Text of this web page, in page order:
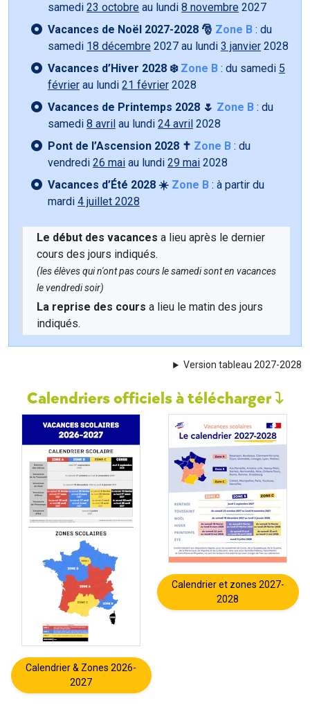
samedi 23 octobre au lundi 8 novembre 2027
Vacances de Noël 2027-2028 🎅 Zone B : du
samedi 18 décembre 2027 au lundi 3 janvier 2028
Vacances d’Hiver 2028 ❄️ Zone B : du samedi 5
février au lundi 21 février 2028
Vacances de Printemps 2028 🌷 Zone B : du
samedi 8 avril au lundi 24 avril 2028
Pont de l’Ascension 2028 ✝️ Zone B : du
vendredi 26 mai au lundi 29 mai 2028
Vacances d’Été 2028 ☀️ Zone B : à partir du
mardi 4 juillet 2028
Le début des vacances a lieu après le dernier
cours des jours indiqués.
(les élèves qui n'ont pas cours le samedi sont en vacances
le vendredi soir)
La reprise des cours a lieu le matin des jours
indiqués.
Version tableau 2027-2028
Calendriers officiels à télécharger
Calendrier & Zones 2026-
2027
Calendrier et zones 2027-
2028